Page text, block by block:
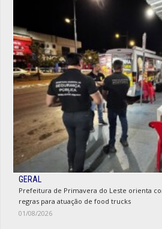
GERAL
Prefeitura de Primavera do Leste orienta
regras para atuação de food trucks
01/08/2026